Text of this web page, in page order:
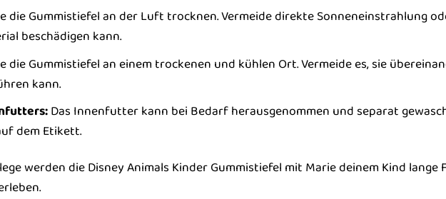
die Gummistiefel an der Luft trocknen. Vermeide direkte Sonneneinstrahlung
beschädigen kann.
die Gummistiefel an einem trockenen und kühlen Ort. Vermeide es, sie
kann.
Das Innenfutter kann bei Bedarf herausgenommen und separat
dem Etikett.
werden die Disney Animals Kinder Gummistiefel mit Marie deinem Kind